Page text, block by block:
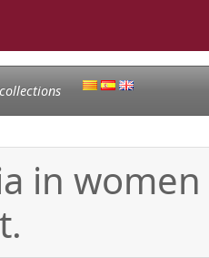
in